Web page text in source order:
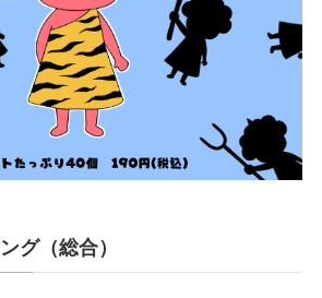
グ（総合）